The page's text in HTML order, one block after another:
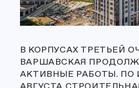
В КОРПУСАХ ТРЕТЬЕЙ
ВАРШАВСКАЯ
АКТИВНЫЕ РАБОТЫ. ПО